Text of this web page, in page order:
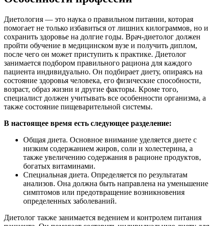
Диетология — это наука о правильном питании, которая
помогает не только избавиться от лишних килограммов, но и
сохранить здоровье на долгие годы. Врач-диетолог должен
пройти обучение в медицинском вузе и получить диплом,
после чего он может приступить к практике. Диетолог
занимается подбором правильного рациона для каждого
пациента индивидуально. Он подбирает диету, опираясь на
состояние здоровья человека, его физические способности,
возраст, образ жизни и другие факторы. Кроме того,
специалист должен учитывать все особенности организма, а
также состояние пищеварительной системы.
В настоящее время есть следующее разделение:
Общая диета. Основное внимание уделяется диете с
низким содержанием жиров, соли и холестерина, а
также увеличению содержания в рационе продуктов,
богатых витаминами.
Специальная диета. Определяется по результатам
анализов. Она должна быть направлена на уменьшение
симптомов или предотвращение возникновения
определенных заболеваний.
Диетолог также занимается ведением и контролем питания